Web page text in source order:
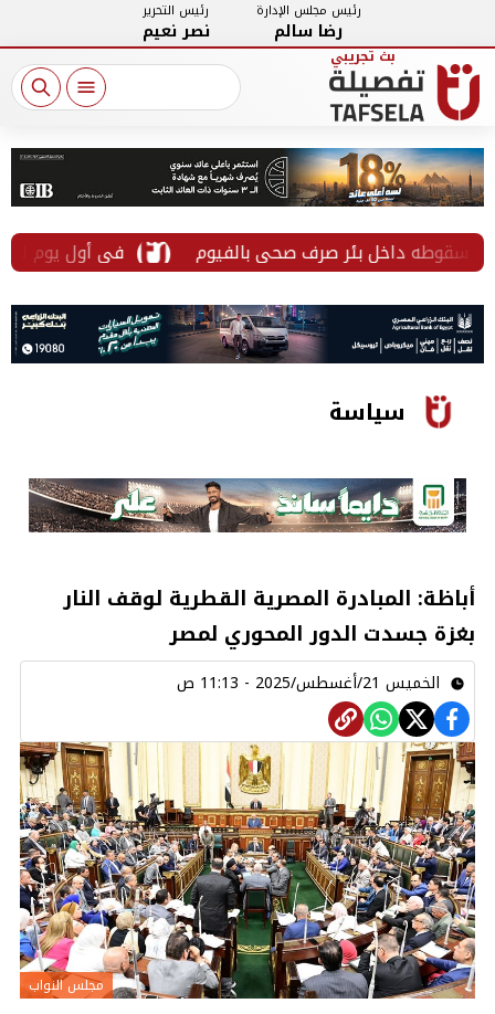
رئيس مجلس الإدارة
رضا سالم
رئيس التحرير
نصر نعيم
في أول يوم لتوليه داخل بئر صرف صحي بالفيوم
سياسة
أباظة: المبادرة المصرية القطرية لوقف النار
بغزة جسدت الدور المحوري لمصر
الخميس 21/أغسطس/2025 - 11:13 ص
مجلس النواب